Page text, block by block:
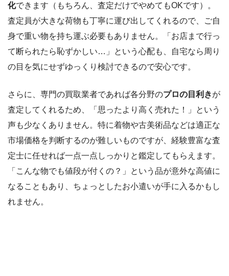
化できます（もちろん、査定だけでやめてもOKです）。
査定員が大きな荷物も丁寧に運び出してくれるので、ご自
身で重い物を持ち運ぶ必要もありません。「お店まで行っ
て断られたら恥ずかしい…」という心配も、自宅なら周り
の目を気にせずゆっくり検討できるので安心です。
さらに、専門の買取業者であれば各分野のプロの目利きが
査定してくれるため、「思ったより高く売れた！」という
声も少なくありません。特に着物や古美術品などは適正な
市場価格を判断するのが難しいものですが、経験豊富な査
定士に任せれば一点一点しっかりと鑑定してもらえます。
「こんな物でも値段が付くの？」という品が意外な高値に
なることもあり、ちょっとしたお小遣いが手に入るかもし
れません。